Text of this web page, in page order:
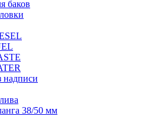
баков
надписи
38/50 мм